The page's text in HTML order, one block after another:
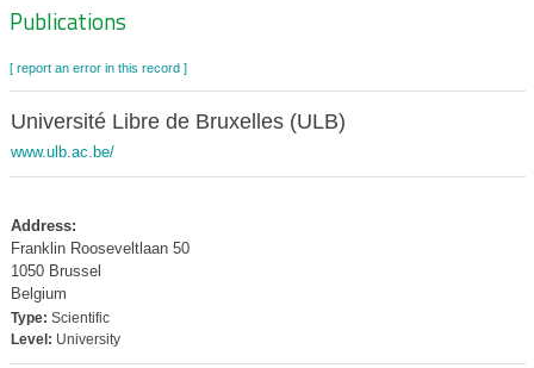
Zoeknavigatie
Publications
[ report an error in this record ]
Université Libre de Bruxelles (ULB)
www.ulb.ac.be/
Address:
Franklin Rooseveltlaan 50
1050 Brussel
Belgium
Type: Scientific
Level: University